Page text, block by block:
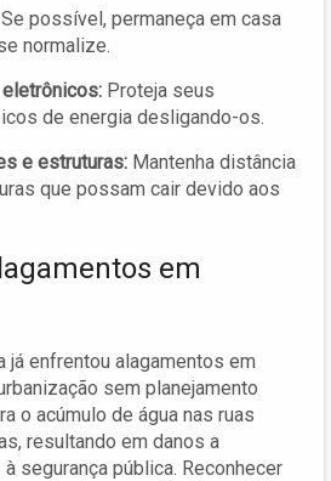
Se possível, permaneça em casa
normalize.
Proteja seus
de energia desligando-os.
e estruturas: Mantenha distância
que possam cair devido aos
em
já enfrentou alagamentos em
sem planejamento
o acúmulo de água nas ruas
resultando em danos a
segurança pública. Reconhecer